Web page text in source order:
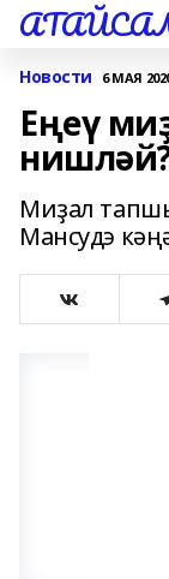
Новости 6 МАЯ
Еңеү
Миҙал
Мансудэ